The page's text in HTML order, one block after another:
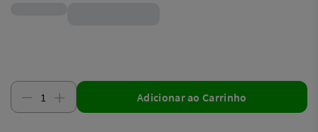
Adicionar ao Carrinho